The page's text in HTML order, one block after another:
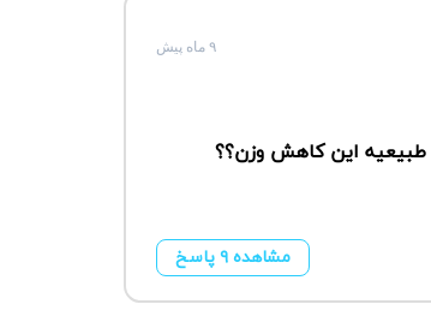
۹ ماه پیش
مشاهده ۹ پاسخ